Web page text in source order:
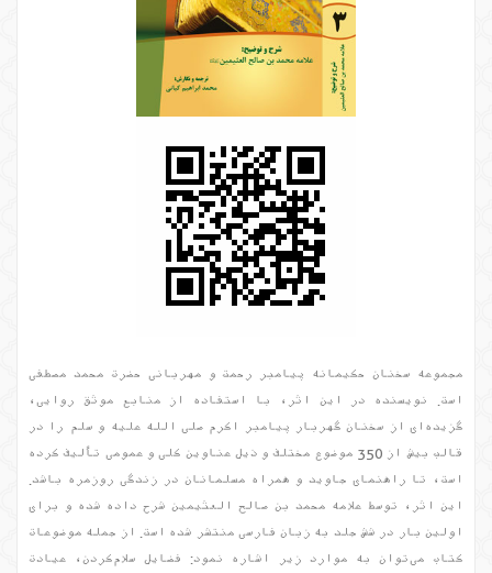
مجموعه سخنان حکیمانه پیامبر رحمت و مهربانی حضرت محمد مصطفی
است. نویسنده در این اثر، با استفاده از منابع موثق روایی،
گزیده‌ای از سخنان گهربار پیامبر اکرم صلی الله علیه و سلم را در
قالب بیش از 350 موضوع مختلف و ذیل عناوین کلی و عمومی تألیف کرده
است، تا راهنمای جاوید و همراه مسلمانان در زندگی روزمره باشد.
این اثر، توسط علامه محمد بن صالح العثیمین شرح داده شده و برای
اولین بار در شش جلد به زبان فارسی منتشر شده است. از جمله موضوعات
کتاب می‌توان به موارد زیر اشاره نمود: فضایل سلام‌کردن، عیادت